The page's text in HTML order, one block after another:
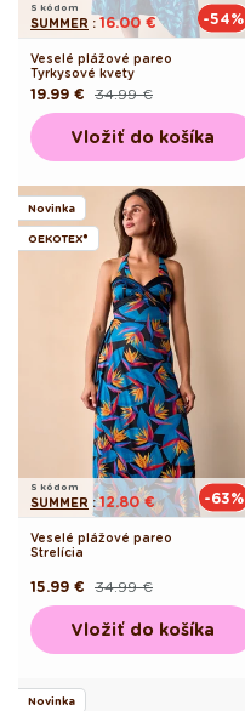
S kódom
SUMMER : 16.00 € -54%
Veselé plážové pareo
Tyrkysové kvety
Pôvodná
cena
34.99 €
Akciová
cena
19.99 €
Vložiť do košíka
Novinka
OEKOTEX®
S kódom
SUMMER :12.80 € -63%
Veselé plážové pareo
Strelícia
Pôvodná
cena
34.99 €
Akciová
cena
15.99 €
Vložiť do košíka
Novinka